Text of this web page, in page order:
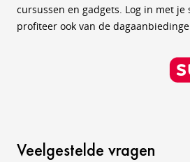
cursussen en gadgets. Log in met je
profiteer ook van de
Veelgestelde vragen